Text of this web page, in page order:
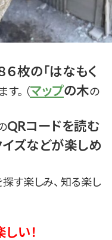
６枚の「はなもく
。 （マップの木の
QRコードを読む
ズなどが楽しめ
す楽しみ、 知る楽し
い！